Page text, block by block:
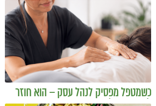
כשמטפל מפסיק לנהל עסק – הוא חוזר